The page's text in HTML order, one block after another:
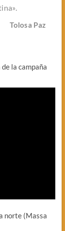
Tolosa Paz
la campaña
norte (Massa